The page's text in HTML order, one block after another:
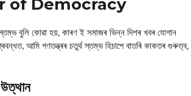
of Democracy
বুলি কোৱা হয়, কাৰণ ই সমাজৰ ভিন্ন দিশৰ খবৰ যোগান
আমি গণতন্ত্ৰৰ চতুৰ্থ স্তম্ভ হিচাপে বাতৰি কাকতৰ গুৰুত্ব,